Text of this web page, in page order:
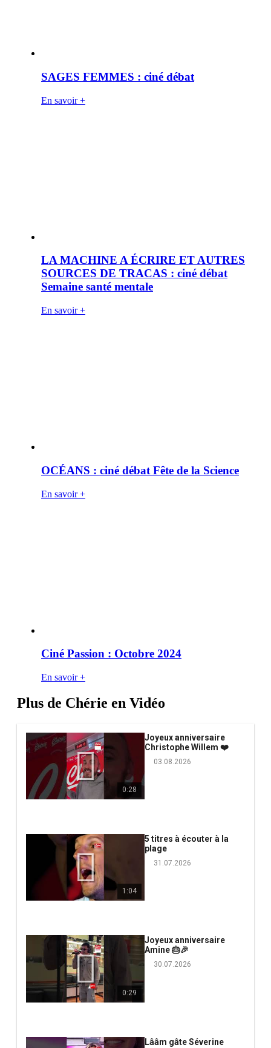
SAGES FEMMES : ciné débat
En savoir +
LA MACHINE A ÉCRIRE ET AUTRES
SOURCES DE TRACAS : ciné débat
Semaine santé mentale
En savoir +
OCÉANS : ciné débat Fête de la Science
En savoir +
Ciné Passion : Octobre 2024
En savoir +
Plus de Chérie en Vidéo
0:28
Joyeux anniversaire
Christophe Willem ❤️
03.08.2026
1:04
5 titres à écouter à la
plage
31.07.2026
0:29
Joyeux anniversaire
Amine 🎂🎉
30.07.2026
Lââm gâte Séverine